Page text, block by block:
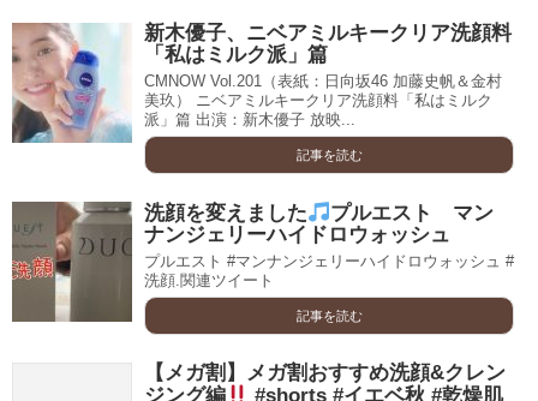
新木優子、ニベアミルキークリア洗顔料
「私はミルク派」篇
CMNOW Vol.201（表紙：日向坂46 加藤史帆＆金村
美玖） ニベアミルキークリア洗顔料「私はミルク
派」篇 出演：新木優子 放映...
記事を読む
洗顔を変えました
プルエスト マン
ナンジェリーハイドロウォッシュ
プルエスト #マンナンジェリーハイドロウォッシュ #
洗顔.関連ツイート
記事を読む
【メガ割】メガ割おすすめ洗顔&クレン
ジング編
#shorts #イエベ秋 #乾燥肌